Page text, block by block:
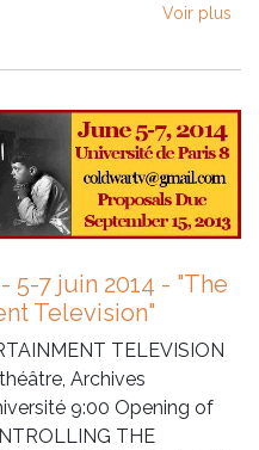
Voir plus
5-7 juin 2014 - "The
Television"
TELEVISION
Archives
9:00 Opening of
THE